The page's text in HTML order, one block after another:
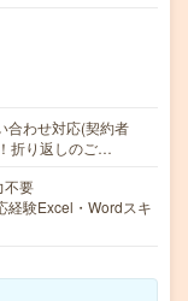
合わせ対応(契約者
折り返しのご…
不要
経験Excel・Wordスキ